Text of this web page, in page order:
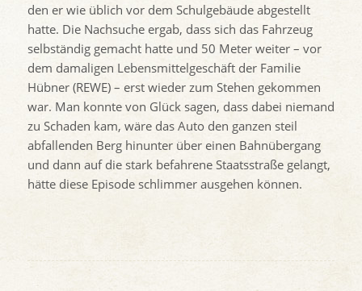
den er wie üblich vor dem Schulgebäude abgestellt
hatte. Die Nachsuche ergab, dass sich das Fahrzeug
selbständig gemacht hatte und 50 Meter weiter – vor
dem damaligen Lebensmittelgeschäft der Familie
Hübner (REWE) – erst wieder zum Stehen gekommen
war. Man konnte von Glück sagen, dass dabei niemand
zu Schaden kam, wäre das Auto den ganzen steil
abfallenden Berg hinunter über einen Bahnübergang
und dann auf die stark befahrene Staatsstraße gelangt,
hätte diese Episode schlimmer ausgehen können.